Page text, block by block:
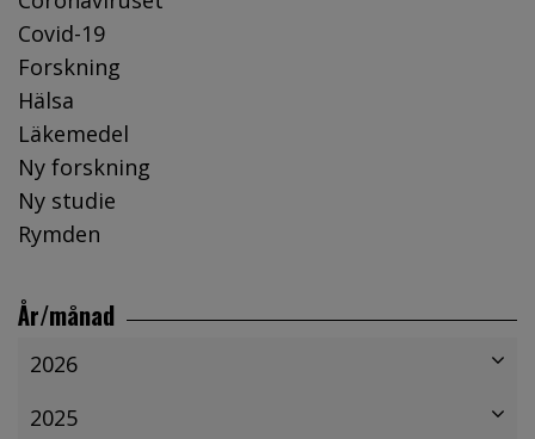
Covid-19
Forskning
Hälsa
Läkemedel
Ny forskning
Ny studie
Rymden
År/månad
2026
2025